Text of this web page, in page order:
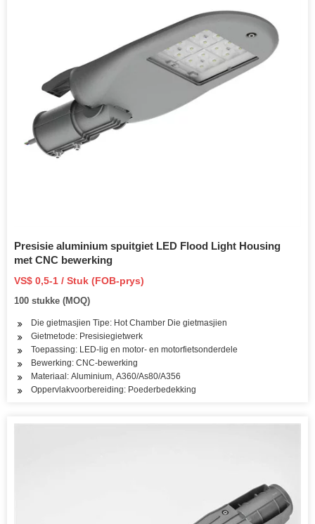
Presisie aluminium spuitgiet LED Flood Light Housing
met CNC bewerking
VS$ 0,5-1 / Stuk (FOB-prys)
100 stukke (MOQ)
Die gietmasjien Tipe: Hot Chamber Die gietmasjien
Gietmetode: Presisiegietwerk
Toepassing: LED-lig en motor- en motorfietsonderdele
Bewerking: CNC-bewerking
Materiaal: Aluminium, A360/As80/A356
Oppervlakvoorbereiding: Poederbedekking